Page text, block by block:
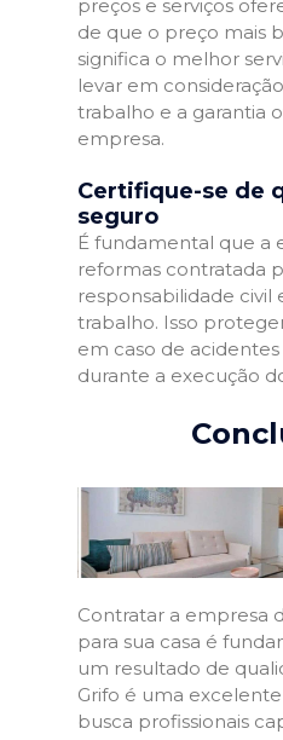
preços e serviços
de que o preço mais
significa o melhor
levar em
trabalho e a garantia
empresa.
Certifique-se de
seguro
É fundamental que a
reformas contratada
responsabilidade civil
trabalho. Isso
em caso de
durante a execução
Contratar a empresa
para sua casa é
um resultado de
Grifo é uma
busca profissionais